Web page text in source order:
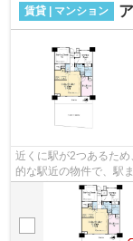
賃貸 | マンション
近くに駅が2つあるた
的な駅近の物件で、駅
タイプの物件です。初